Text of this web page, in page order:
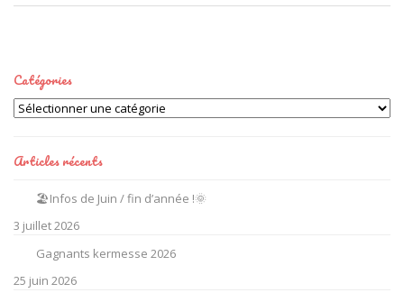
Catégories
Catégories
Articles récents
🏖️Infos de Juin / fin d’année !🌞
3 juillet 2026
Gagnants kermesse 2026
25 juin 2026